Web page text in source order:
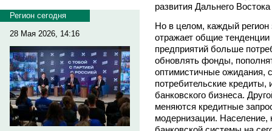
Регион сегодня
28 Мая 2026, 14:16
развития Дальнего
Но в целом, каждый регион
отражает общие тенденции
предприятий больше
обновлять фонды,
оптимистичные ожидания,
потребительские
банковского бизнеса.
меняются кредитные
модернизации. Население,